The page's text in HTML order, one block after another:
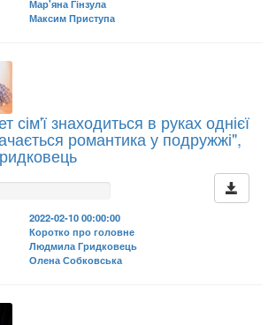
Мар'яна Гінзула
Максим Приступа
знаходиться в руках однієї
романтика у подружжі",
2022-02-10 00:00:00
Коротко про головне
Людмила Гридковець
Олена Собковська